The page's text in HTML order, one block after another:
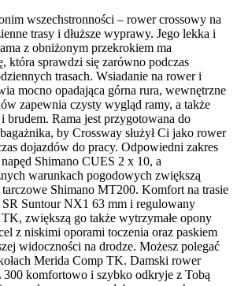
wszechstronności – rower crossowy na
trasy i dłuższe wyprawy. Jego lekka i
z obniżonym przekrokiem ma
która sprawdzi się zarówno podczas
trasach. Wsiadanie na rower i
mocno opadająca górna rura, wewnętrzne
zapewnia czysty wygląd ramy, a także
brudem. Rama jest przygotowana do
by Crossway służył Ci jako rower
dojazdów do pracy. Odpowiedni zakres
Shimano CUES 2 x 10, a
warunkach pogodowych zwiększą
Shimano MT200. Komfort na trasie
Suntour NX1 63 mm i regulowany
zwiększą go także wytrzymałe opony
z niskimi oporami toczenia oraz paskiem
widoczności na drodze. Możesz polegać
Merida Comp TK. Damski rower
komfortowo i szybko odkryje z Tobą